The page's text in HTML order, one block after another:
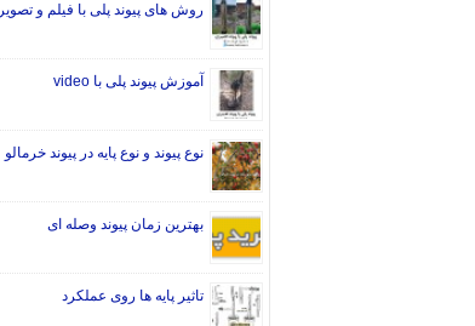
روش های پیوند پلی با فیلم و تصویر
آموزش پیوند پلی با video
نوع پیوند و نوع پایه در پیوند خرمالو
بهترین زمان پیوند وصله ای
تاثیر پایه ها روی عملکرد